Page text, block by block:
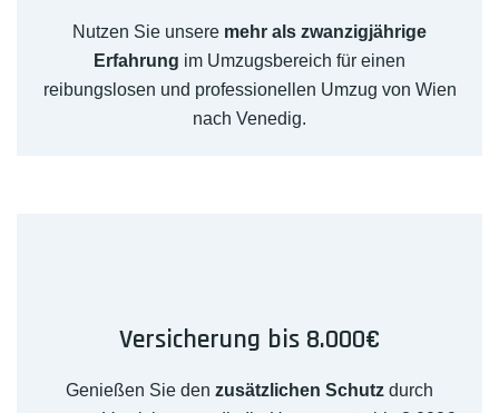
Nutzen Sie unsere mehr als zwanzigjährige
Erfahrung im Umzugsbereich für einen
reibungslosen und professionellen Umzug von Wien
nach Venedig.
Versicherung bis 8.000€
Genießen Sie den zusätzlichen Schutz durch